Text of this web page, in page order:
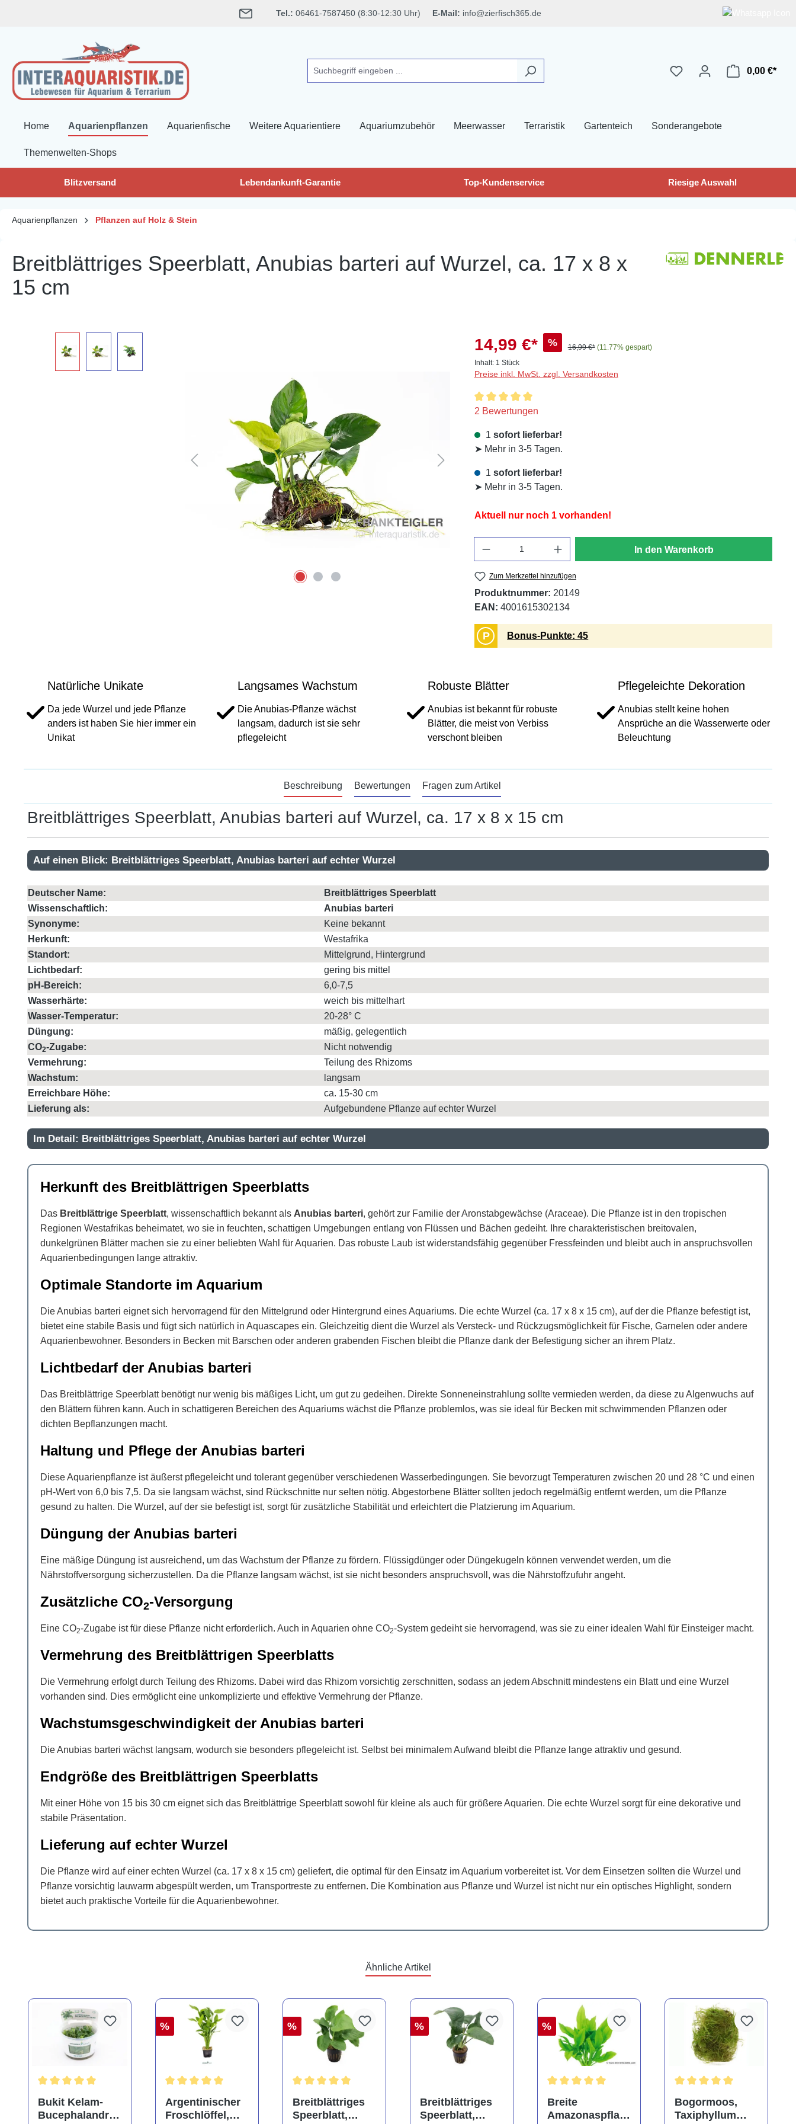
Tel.: 06461-7587450 (8:30-12:30 Uhr) E-Mail: info@zierfisch365.de
0,00 €*
Home Aquarienpflanzen Aquarienfische Weitere Aquarientiere Aquariumzubehör Meerwasser Terraristik Gartenteich Sonderangebote
Themenwelten-Shops
Blitzversand Lebendankunft-Garantie Top-Kundenservice Riesige Auswahl
Aquarienpflanzen Pflanzen auf Holz & Stein
Breitblättriges Speerblatt, Anubias barteri auf Wurzel, ca. 17 x 8 x
15 cm
14,99 €* % 16,99 €* (11.77% gespart)
Inhalt: 1 Stück
Preise inkl. MwSt. zzgl. Versandkosten
Durchschnittliche Bewertung von 5 von 5 Sternen
2 Bewertungen
1 sofort lieferbar!
➤ Mehr in 3-5 Tagen.
1 sofort lieferbar!
➤ Mehr in 3-5 Tagen.
Aktuell nur noch 1 vorhanden!
In den Warenkorb
Zum Merkzettel hinzufügen
Produktnummer: 20149
EAN: 4001615302134
P Bonus-Punkte: 45
Natürliche Unikate
Da jede Wurzel und jede Pflanze
anders ist haben Sie hier immer ein
Unikat
Langsames Wachstum
Die Anubias-Pflanze wächst
langsam, dadurch ist sie sehr
pflegeleicht
Robuste Blätter
Anubias ist bekannt für robuste
Blätter, die meist von Verbiss
verschont bleiben
Pflegeleichte Dekoration
Anubias stellt keine hohen
Ansprüche an die Wasserwerte oder
Beleuchtung
Beschreibung Bewertungen Fragen zum Artikel
Breitblättriges Speerblatt, Anubias barteri auf Wurzel, ca. 17 x 8 x 15 cm
Auf einen Blick: Breitblättriges Speerblatt, Anubias barteri auf echter Wurzel
Deutscher Name:
Breitblättriges Speerblatt
Wissenschaftlich:
Anubias barteri
Synonyme:
Keine bekannt
Herkunft:
Westafrika
Standort:
Mittelgrund, Hintergrund
Lichtbedarf:
gering bis mittel
pH-Bereich:
6,0-7,5
Wasserhärte:
weich bis mittelhart
Wasser-Temperatur:
20-28° C
Düngung:
mäßig, gelegentlich
CO2-Zugabe:
Nicht notwendig
Vermehrung:
Teilung des Rhizoms
Wachstum:
langsam
Erreichbare Höhe:
ca. 15-30 cm
Lieferung als:
Aufgebundene Pflanze auf echter Wurzel
Im Detail: Breitblättriges Speerblatt, Anubias barteri auf echter Wurzel
Herkunft des Breitblättrigen Speerblatts
Das Breitblättrige Speerblatt, wissenschaftlich bekannt als Anubias barteri, gehört zur Familie der Aronstabgewächse (Araceae). Die Pflanze ist in den tropischen
Regionen Westafrikas beheimatet, wo sie in feuchten, schattigen Umgebungen entlang von Flüssen und Bächen gedeiht. Ihre charakteristischen breitovalen,
dunkelgrünen Blätter machen sie zu einer beliebten Wahl für Aquarien. Das robuste Laub ist widerstandsfähig gegenüber Fressfeinden und bleibt auch in anspruchsvollen
Aquarienbedingungen lange attraktiv.
Optimale Standorte im Aquarium
Die Anubias barteri eignet sich hervorragend für den Mittelgrund oder Hintergrund eines Aquariums. Die echte Wurzel (ca. 17 x 8 x 15 cm), auf der die Pflanze befestigt ist,
bietet eine stabile Basis und fügt sich natürlich in Aquascapes ein. Gleichzeitig dient die Wurzel als Versteck- und Rückzugsmöglichkeit für Fische, Garnelen oder andere
Aquarienbewohner. Besonders in Becken mit Barschen oder anderen grabenden Fischen bleibt die Pflanze dank der Befestigung sicher an ihrem Platz.
Lichtbedarf der Anubias barteri
Das Breitblättrige Speerblatt benötigt nur wenig bis mäßiges Licht, um gut zu gedeihen. Direkte Sonneneinstrahlung sollte vermieden werden, da diese zu Algenwuchs auf
den Blättern führen kann. Auch in schattigeren Bereichen des Aquariums wächst die Pflanze problemlos, was sie ideal für Becken mit schwimmenden Pflanzen oder
dichten Bepflanzungen macht.
Haltung und Pflege der Anubias barteri
Diese Aquarienpflanze ist äußerst pflegeleicht und tolerant gegenüber verschiedenen Wasserbedingungen. Sie bevorzugt Temperaturen zwischen 20 und 28 °C und einen
pH-Wert von 6,0 bis 7,5. Da sie langsam wächst, sind Rückschnitte nur selten nötig. Abgestorbene Blätter sollten jedoch regelmäßig entfernt werden, um die Pflanze
gesund zu halten. Die Wurzel, auf der sie befestigt ist, sorgt für zusätzliche Stabilität und erleichtert die Platzierung im Aquarium.
Düngung der Anubias barteri
Eine mäßige Düngung ist ausreichend, um das Wachstum der Pflanze zu fördern. Flüssigdünger oder Düngekugeln können verwendet werden, um die
Nährstoffversorgung sicherzustellen. Da die Pflanze langsam wächst, ist sie nicht besonders anspruchsvoll, was die Nährstoffzufuhr angeht.
Zusätzliche CO2-Versorgung
Eine CO2-Zugabe ist für diese Pflanze nicht erforderlich. Auch in Aquarien ohne CO2-System gedeiht sie hervorragend, was sie zu einer idealen Wahl für Einsteiger macht.
Vermehrung des Breitblättrigen Speerblatts
Die Vermehrung erfolgt durch Teilung des Rhizoms. Dabei wird das Rhizom vorsichtig zerschnitten, sodass an jedem Abschnitt mindestens ein Blatt und eine Wurzel
vorhanden sind. Dies ermöglicht eine unkomplizierte und effektive Vermehrung der Pflanze.
Wachstumsgeschwindigkeit der Anubias barteri
Die Anubias barteri wächst langsam, wodurch sie besonders pflegeleicht ist. Selbst bei minimalem Aufwand bleibt die Pflanze lange attraktiv und gesund.
Endgröße des Breitblättrigen Speerblatts
Mit einer Höhe von 15 bis 30 cm eignet sich das Breitblättrige Speerblatt sowohl für kleine als auch für größere Aquarien. Die echte Wurzel sorgt für eine dekorative und
stabile Präsentation.
Lieferung auf echter Wurzel
Die Pflanze wird auf einer echten Wurzel (ca. 17 x 8 x 15 cm) geliefert, die optimal für den Einsatz im Aquarium vorbereitet ist. Vor dem Einsetzen sollten die Wurzel und
Pflanze vorsichtig lauwarm abgespült werden, um Transportreste zu entfernen. Die Kombination aus Pflanze und Wurzel ist nicht nur ein optisches Highlight, sondern
bietet auch praktische Vorteile für die Aquarienbewohner.
Ähnliche Artikel
Durchschnittliche Bewertung von 5 von 5 Sternen
Bukit Kelam-
Bucephalandra,
%
Durchschnittliche Bewertung von 5 von 5 Sternen
Argentinischer
Froschlöffel,
%
Durchschnittliche Bewertung von 5 von 5 Sternen
Breitblättriges
Speerblatt,
%
Breitblättriges
Speerblatt,
%
Durchschnittliche Bewertung von 5 von 5 Sternen
Breite
Amazonaspflan
Bogormoos,
Taxiphyllum